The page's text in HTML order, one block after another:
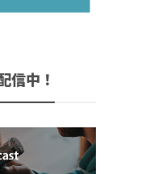
信中！